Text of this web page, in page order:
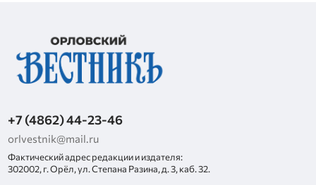
+7 (4862) 44-23-46
orlvestnik@mail.ru
Фактический адрес редакции и издателя:
302002, г. Орёл, ул. Степана Разина, д. 3, каб. 32.